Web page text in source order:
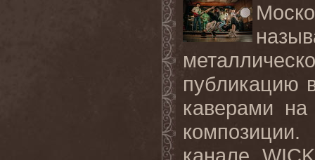
публикацию
каверами